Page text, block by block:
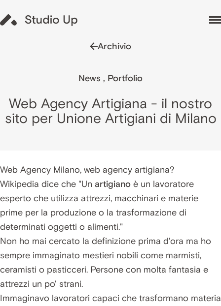
Archivio
News , Portfolio
Web Agency Artigiana - il nostro
sito per Unione Artigiani di Milano
Web Agency Milano, web agency artigiana?
Wikipedia dice che "Un artigiano è un lavoratore
esperto che utilizza attrezzi, macchinari e materie
prime per la produzione o la trasformazione di
determinati oggetti o alimenti."
Non ho mai cercato la definizione prima d'ora ma ho
sempre immaginato mestieri nobili come marmisti,
ceramisti o pasticceri. Persone con molta fantasia e
attrezzi un po' strani.
Immaginavo lavoratori capaci che trasformano materia